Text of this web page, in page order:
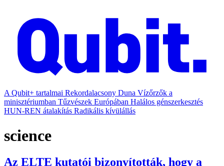
A Qubit+ tartalmai Rekordalacsony Duna Vízőrzők a
minisztériumban Tűzvészek Európában Halálos génszerkesztés
HUN-REN átalakítás Radikális kívülállás
science
Az ELTE kutatói bizonyították, hogy a